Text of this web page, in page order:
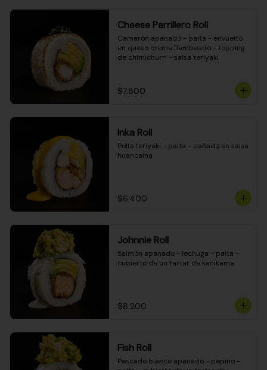
Cheese Parrillero Roll
Camarón apanado - palta - envuelto
en queso crema flambeado - topping
de chimichurri - salsa teriyaki
$7.800
Inka Roll
Pollo teriyaki - palta - bañado en salsa
huancaína
$6.400
Johnnie Roll
Salmón apanado - lechuga - palta -
cubierto de un tartar de kanikama
$8.200
Fish Roll
Pescado blanco apanado - pepino -